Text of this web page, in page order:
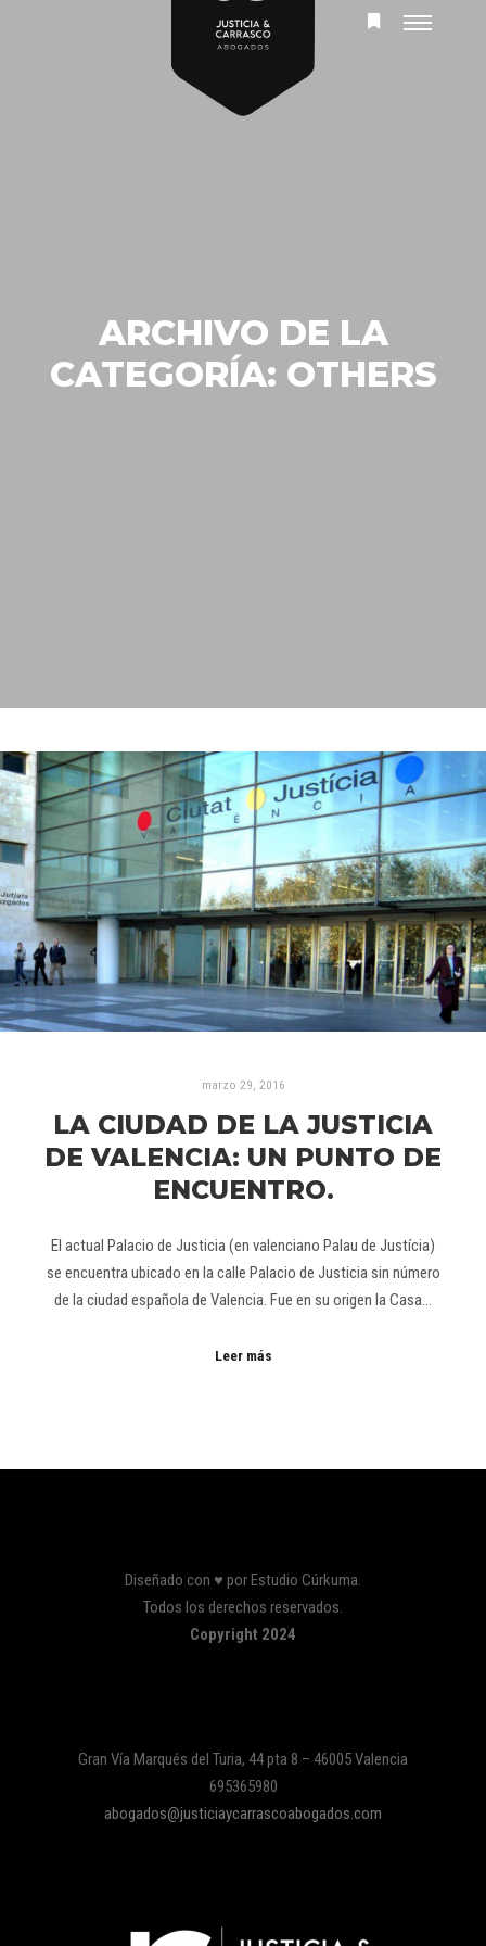
Menú
ARCHIVO DE LA
CATEGORÍA: OTHERS
marzo 29, 2016
LA CIUDAD DE LA JUSTICIA
DE VALENCIA: UN PUNTO DE
ENCUENTRO.
El actual Palacio de Justicia (en valenciano Palau de Justícia)
se encuentra ubicado en la calle Palacio de Justicia sin número
de la ciudad española de Valencia. Fue en su origen la Casa…
Leer más
Diseñado con ♥ por Estudio Cúrkuma.
Todos los derechos reservados.
Copyright 2024
Gran Vía Marqués del Turia, 44 pta 8 – 46005 Valencia
695365980
abogados@justiciaycarrascoabogados.com